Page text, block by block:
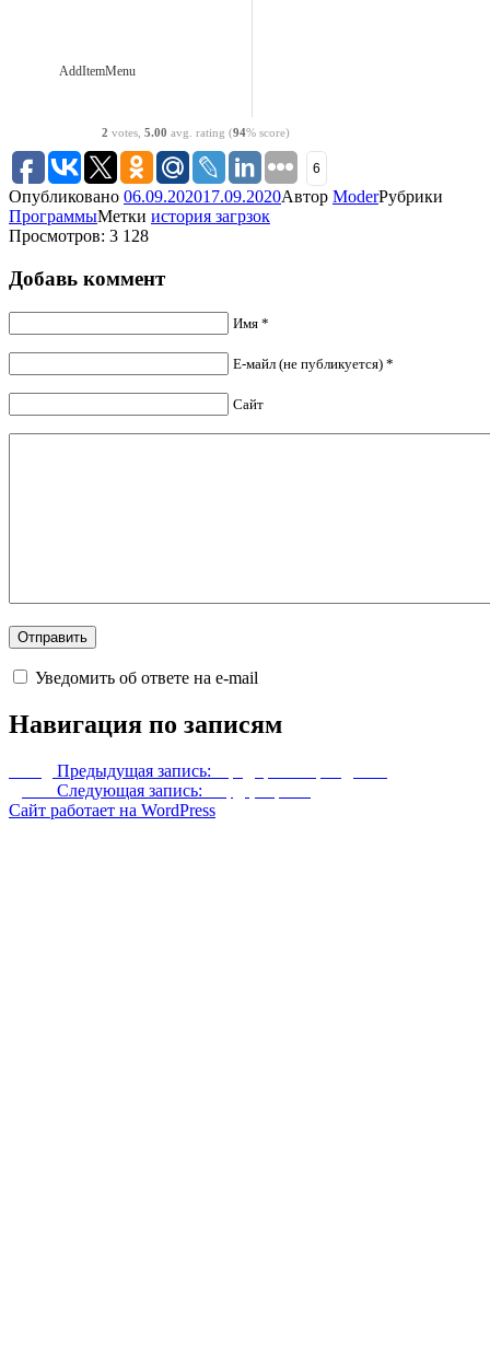
AddItemMenu
2 votes, 5.00 avg. rating (94% score)
6
Опубликовано 06.09.202017.09.2020Автор ModerРубрики
ПрограммыМетки история загрзок
Просмотров: 3 128
Добавь коммент
Имя *
Е-майл (не публикуется) *
Сайт
Уведомить об ответе на e-mail
Навигация по записям
Предыдущая запись:
Следующая запись:
Сайт работает на WordPress